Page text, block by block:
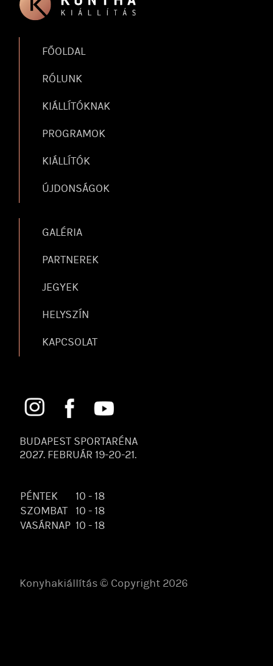
FŐOLDAL
RÓLUNK
KIÁLLÍTÓKNAK
PROGRAMOK
KIÁLLÍTÓK
ÚJDONSÁGOK
GALÉRIA
PARTNEREK
JEGYEK
HELYSZÍN
KAPCSOLAT
BUDAPEST SPORTARÉNA
2027. FEBRUÁR 19-20-21.
PÉNTEK
10 - 18
SZOMBAT
10 - 18
VASÁRNAP 10 - 18
Konyhakiállítás © Copyright 2026